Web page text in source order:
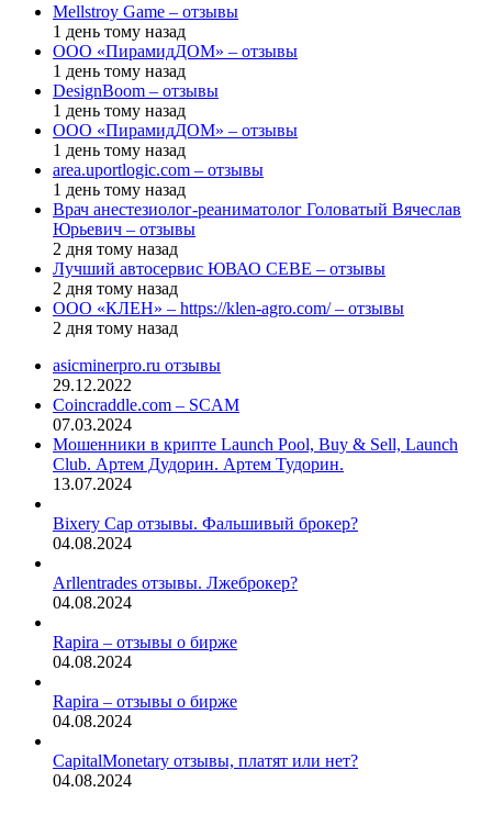
Mellstroy Game – отзывы
1 день тому назад
ООО «ПирамидДОМ» – отзывы
1 день тому назад
DesignBoom – отзывы
1 день тому назад
ООО «ПирамидДОМ» – отзывы
1 день тому назад
area.uportlogic.com – отзывы
1 день тому назад
Врач анестезиолог-реаниматолог Головатый Вячеслав
Юрьевич – отзывы
2 дня тому назад
Лучший автосервис ЮВАО CEBE – отзывы
2 дня тому назад
ООО «КЛЕН» – https://klen-agro.com/ – отзывы
2 дня тому назад
asicminerpro.ru отзывы
29.12.2022
Coincraddle.com – SCAM
07.03.2024
Мошенники в крипте Launch Pool, Buy & Sell, Launch
Club. Артем Дудорин. Артем Тудорин.
13.07.2024
Bixery Cap отзывы. Фальшивый брокер?
04.08.2024
Arllentrades отзывы. Лжеброкер?
04.08.2024
Rapira – отзывы о бирже
04.08.2024
Rapira – отзывы о бирже
04.08.2024
CapitalMonetary отзывы, платят или нет?
04.08.2024